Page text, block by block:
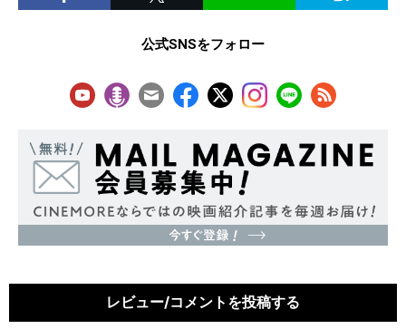
公式SNSをフォロー
レビュー/コメントを投稿する